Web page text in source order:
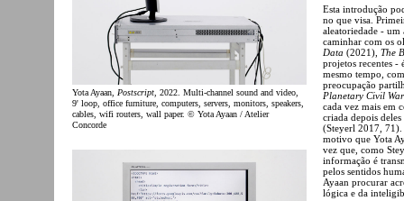
Yota Ayaan, Postscript , 2022. Multi-channel sound and video,
9' loop, office furniture, computers, servers, monitors, speakers,
cables, wifi routers, wall paper. © Yota Ayaan / Atelier
Concorde
Esta introdução
no que visa.
aleatoriedade -
caminhar com os
Data (2021), The
projetos recentes -
mesmo tempo,
preocupação
Planetary Civil War
cada vez mais em
criada depois
(Steyerl 2017, 71).
motivo que Yota
vez que, como
informação é
pelos sentidos
Ayaan procurar
lógica e da